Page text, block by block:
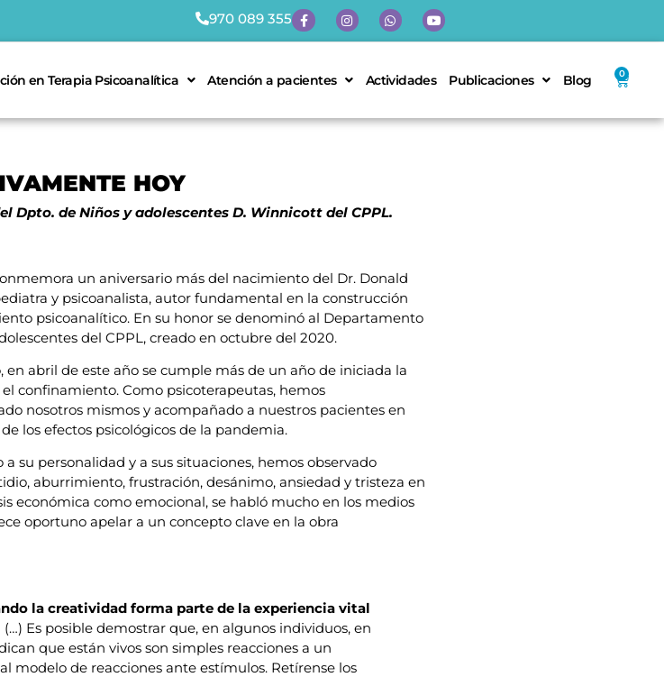
970 089 355
en Terapia Psicoanalítica Atención a pacientes Actividades Publicaciones Blog 0
HOY
Dpto. de Niños y adolescentes D. Winnicott del CPPL.
un aniversario más del nacimiento del Dr. Donald
y psicoanalista, autor fundamental en la construcción
psicoanalítico. En su honor se denominó al Departamento
del CPPL, creado en octubre del 2020.
en abril de este año se cumple más de un año de iniciada la
confinamiento. Como psicoterapeutas, hemos
nosotros mismos y acompañado a nuestros pacientes en
de los efectos psicológicos de la pandemia.
su personalidad y a sus situaciones, hemos observado
aburrimiento, frustración, desánimo, ansiedad y tristeza en
económica como emocional, se habló mucho en los medios
oportuno apelar a un concepto clave en la obra
la creatividad forma parte de la experiencia vital
(…) Es posible demostrar que, en algunos individuos, en
que están vivos son simples reacciones a un
modelo de reacciones ante estímulos. Retírense los